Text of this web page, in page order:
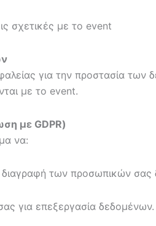
σχετικές με το event
για την προστασία των
με το event.
με GDPR)
να:
των προσωπικών σας
για επεξεργασία δεδομένων.